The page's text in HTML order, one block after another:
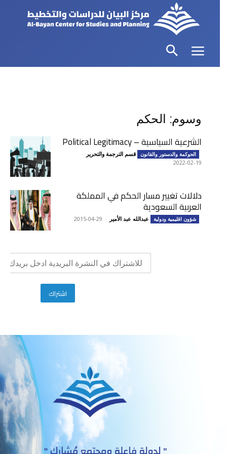
وسوم: الحكم
الشرعية السياسية – Political Legitimacy
الحوكمة والدستور والقانون قسم الترجمة والتحرير -
2022-02-19
دلالات تغيير مسار الحكم في المملكة
العربية السعودية
شؤون اقليمية ودولية عبدالله عبد الأمير -
2015-04-29